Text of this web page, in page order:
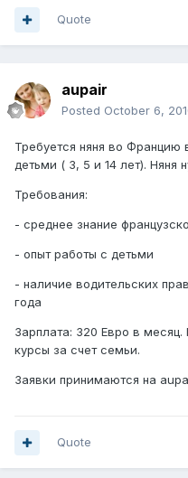
Quote
aupair
Posted October 6,
Требуется няня во
детьми ( 3, 5 и 14 лет). Няня
Требования:
- среднее знание
- опыт работы с детьми
- наличие водительских
года
Зарплата: 320 Евро в
курсы за счет семьи.
Заявки принимаются на
Quote